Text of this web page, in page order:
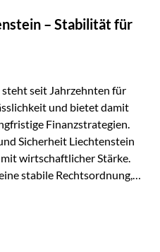
im Konkursfall nicht zur
werden ausschließlich
– Stabilität für
seit Jahrzehnten für
und bietet damit
Finanzstrategien.
Sicherheit Liechtenstein
wirtschaftlicher Stärke.
stabile Rechtsordnung,
Diese Struktur schafft